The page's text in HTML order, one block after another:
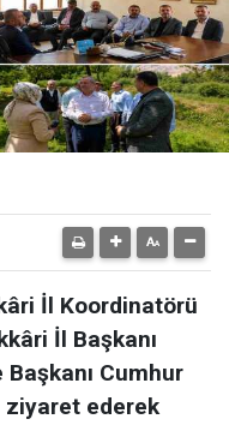
İl Koordinatörü
İl Başkanı
Cumhur
ziyaret ederek